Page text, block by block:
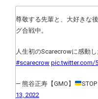
尊敬する先輩と、大好きな
グ合戦中。
人生初のScarecrowに感動し
#scarecrow pic.twitter.com/
— 熊谷正寿【GMO】
13, 2022